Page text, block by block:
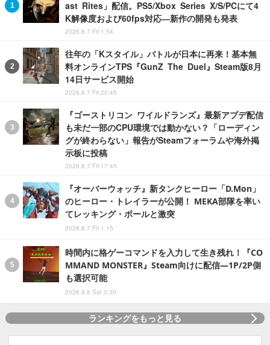
ast Rites」配信。PS5/Xbox Series X/S/PCにて4
K解像度および60fps対応―新作の開発も発表
2026.8.7 Fri 1:54
往年の「Kスタイル」バトルが日本に再来！基本無
料オンラインTPS『GunZ The Duel』Steam版8月
14日サービス開始
2026.8.7 Fri 20:45
『ゴーストリコン ワイルドランズ』最新アプデ配信
も未だ一部のCPU環境では動かない？「ローディン
グが終わらない」報告がSteamフォーラムや海外掲
示板に投稿
2026.8.7 Fri 17:45
『オーバーウォッチ』新タンクヒーロー「D.Mon」
のヒーロー・トレイラーが公開！ MEKA部隊を率い
てレッキング・ボールと激突
2026.8.7 Fri 1:15
時間内に格ゲーコマンドを入力して生き残れ！『CO
MMAND MONSTER』Steam向けに配信―1P/2P側
も選択可能
2026.8.8 Sat 0:30
ランキングをもっと見る